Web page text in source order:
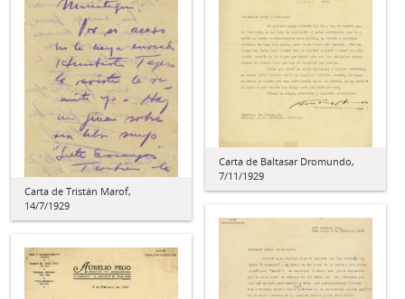
Carta de Baltasar Dromundo,
7/11/1929
Carta de Tristán Marof,
14/7/1929